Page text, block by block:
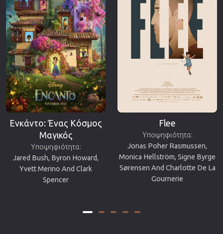
Ενκάντο: Ένας Κόσμος
Μαγικός
Υποψηφιότητα:
Jared Bush, Byron Howard,
Yvett Merino And Clark
Spencer
Flee
Υποψηφιότητα:
Jonas Poher Rasmussen,
Monica Hellström, Signe Byrge
Sørensen And Charlotte De La
Gournerie